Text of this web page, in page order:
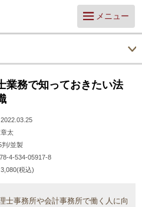
メニュー
業務で知っておきたい法
2022.03.25
太
判/並製
4-534-05917-8
3,080(税込)
士事務所や会計事務所で働く人に向